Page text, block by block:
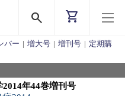
search shopping_cart
バー | 増大号 | 増刊号 | 定期購
2014年44巻増刊号